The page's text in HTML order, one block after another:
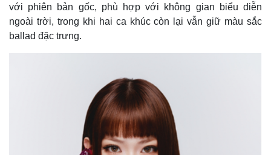
với phiên bản gốc, phù hợp với không gian biểu diễn
ngoài trời, trong khi hai ca khúc còn lại vẫn giữ màu sắc
ballad đặc trưng.